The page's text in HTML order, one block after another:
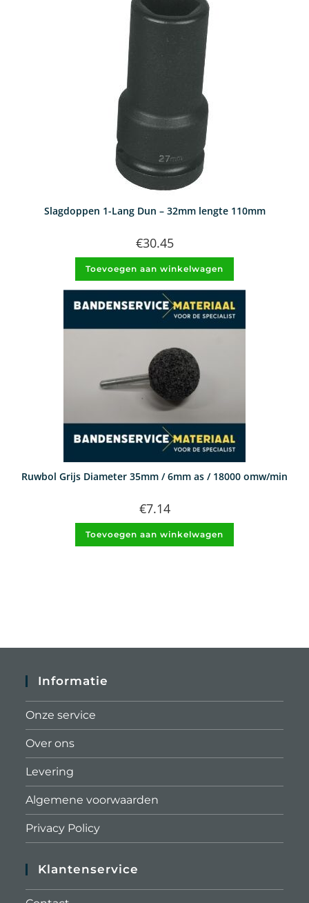
Slagdoppen 1-Lang Dun – 32mm lengte 110mm
€30.45
Toevoegen aan winkelwagen
Ruwbol Grijs Diameter 35mm / 6mm as / 18000 omw/min
€7.14
Toevoegen aan winkelwagen
Informatie
Onze service
Over ons
Levering
Algemene voorwaarden
Privacy Policy
Klantenservice